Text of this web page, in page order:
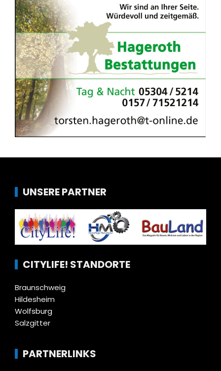
UNSERE PARTNER
CITYLIFE! STANDORTE
Braunschweig
Hildesheim
Wolfsburg
Salzgitter
PARTNERLINKS